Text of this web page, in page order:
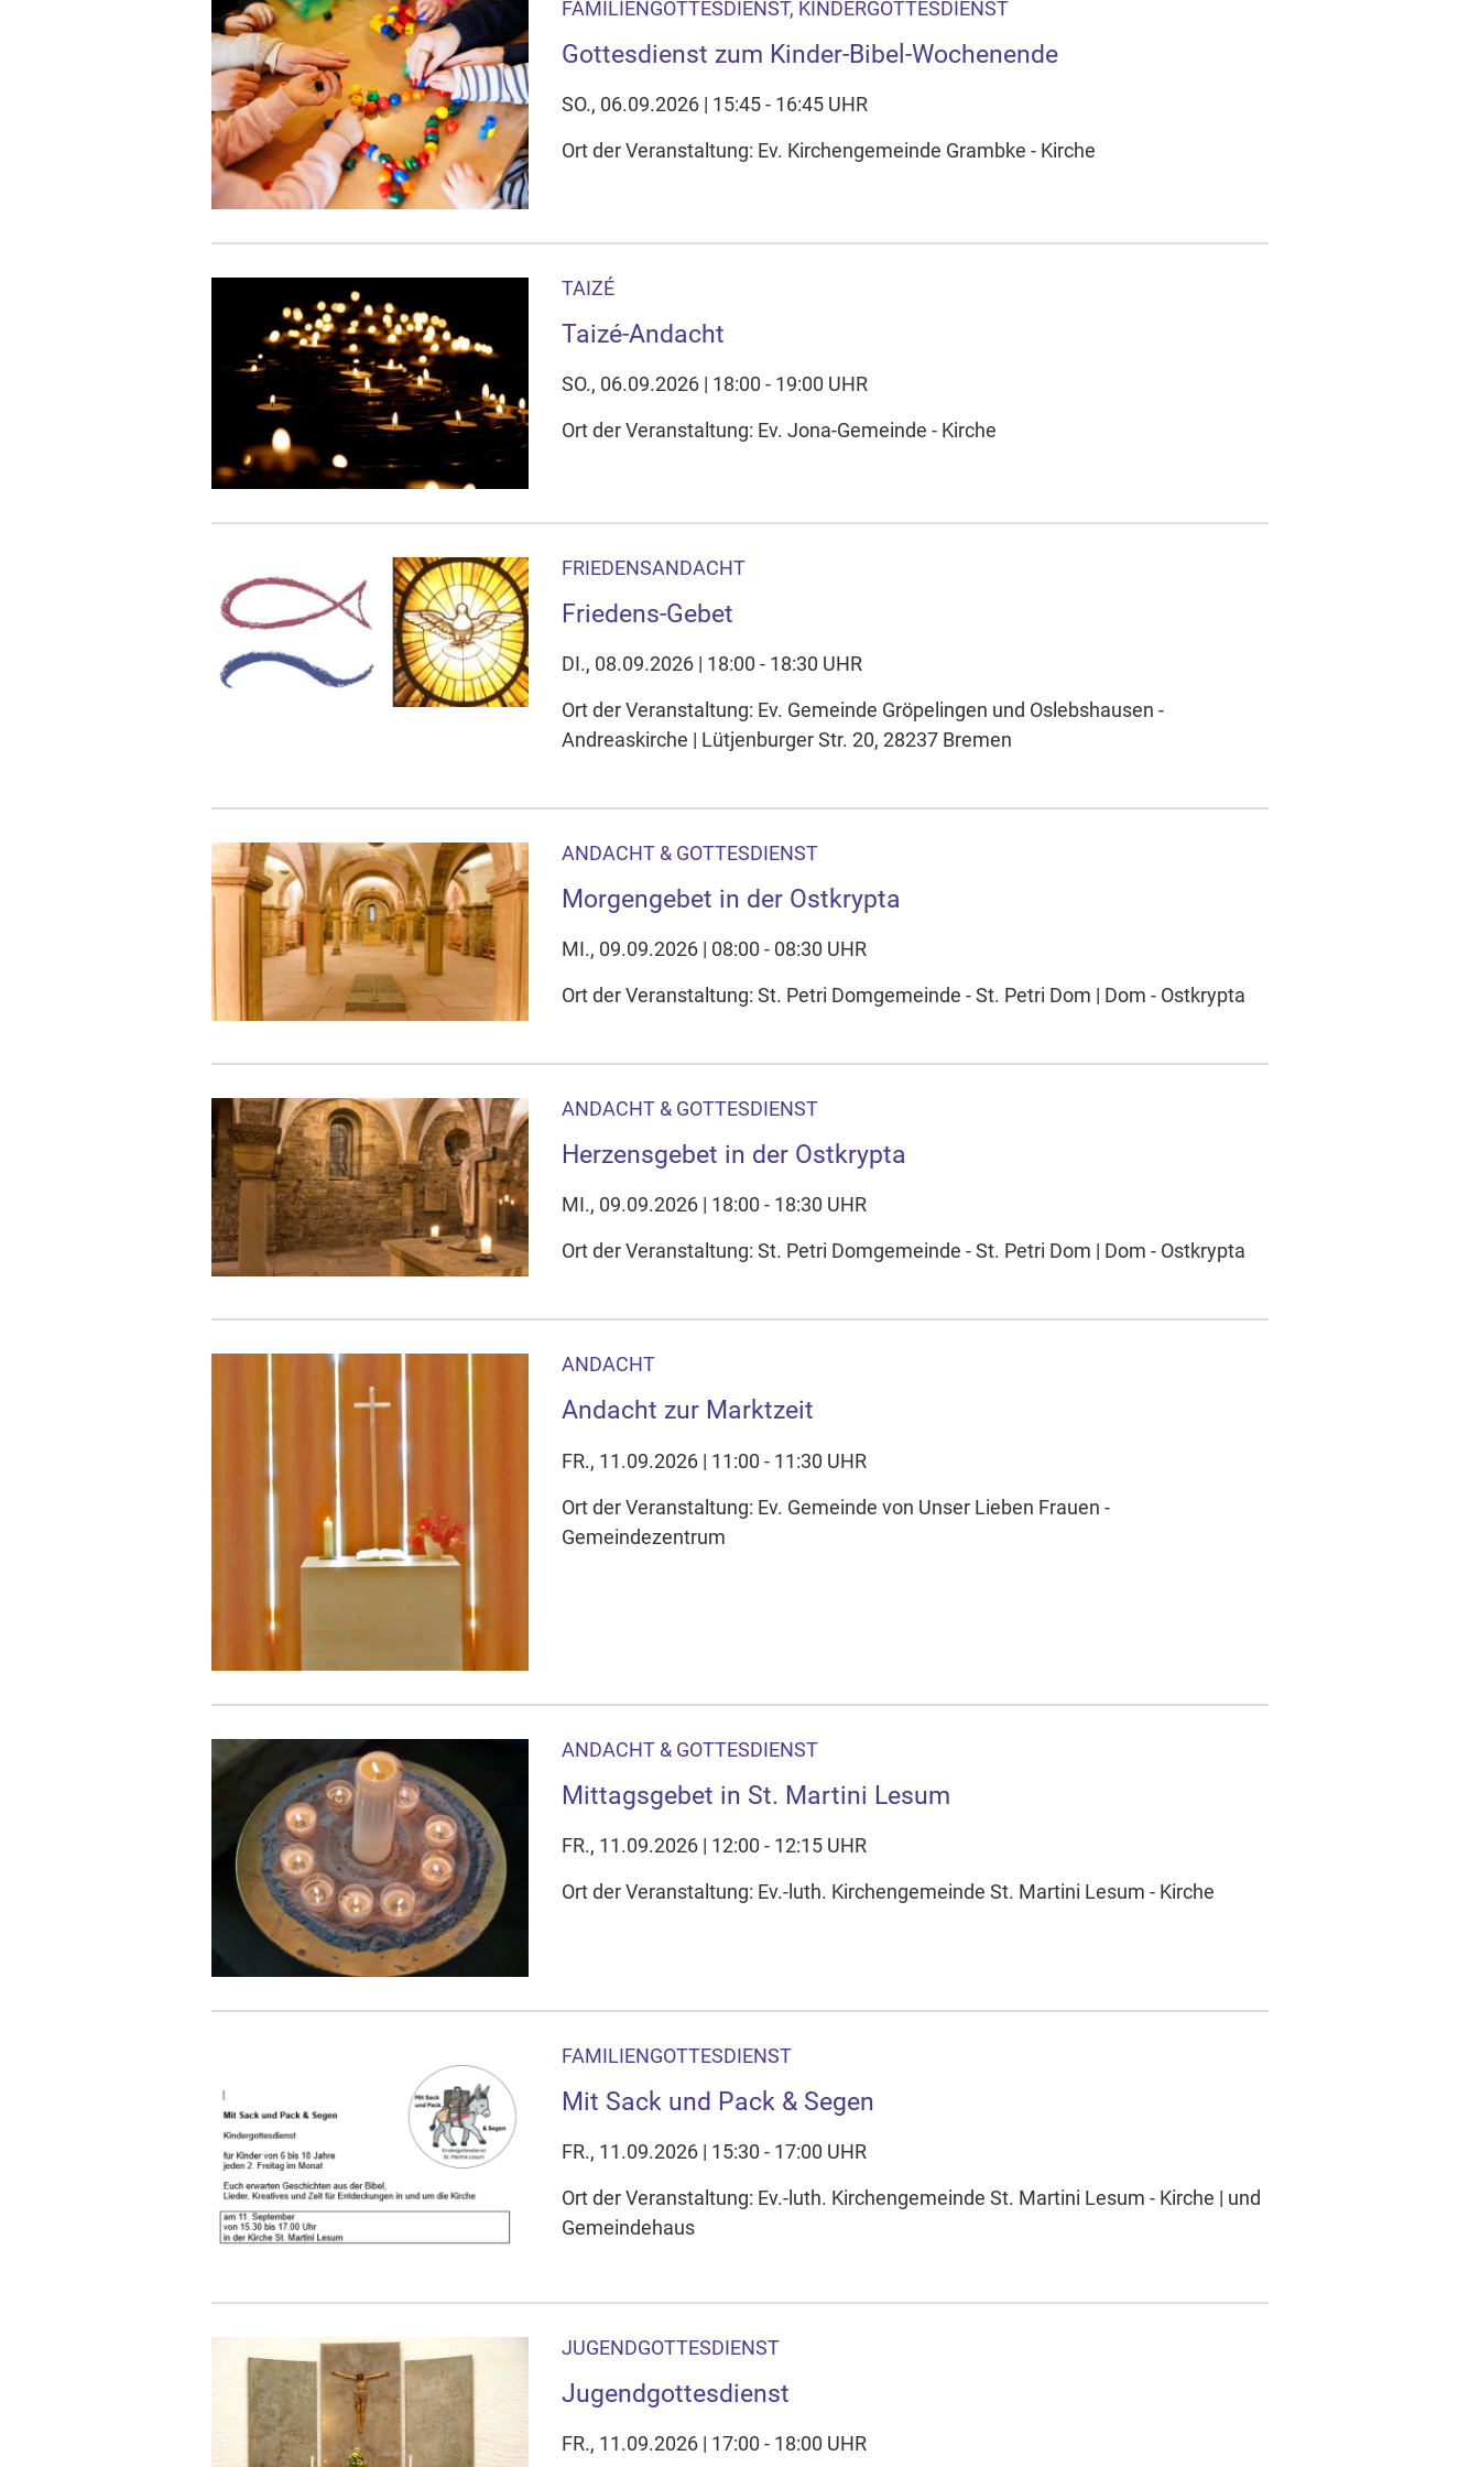
FAMILIENGOTTESDIENST, KINDERGOTTESDIENST
Gottesdienst zum Kinder-Bibel-Wochenende
SO., 06.09.2026 | 15:45 - 16:45 UHR
Ort der Veranstaltung: Ev. Kirchengemeinde Grambke - Kirche
TAIZÉ
Taizé-Andacht
SO., 06.09.2026 | 18:00 - 19:00 UHR
Ort der Veranstaltung: Ev. Jona-Gemeinde - Kirche
FRIEDENSANDACHT
Friedens-Gebet
DI., 08.09.2026 | 18:00 - 18:30 UHR
Ort der Veranstaltung: Ev. Gemeinde Gröpelingen und Oslebshausen -
Andreaskirche | Lütjenburger Str. 20, 28237 Bremen
ANDACHT & GOTTESDIENST
Morgengebet in der Ostkrypta
MI., 09.09.2026 | 08:00 - 08:30 UHR
Ort der Veranstaltung: St. Petri Domgemeinde - St. Petri Dom | Dom - Ostkrypta
ANDACHT & GOTTESDIENST
Herzensgebet in der Ostkrypta
MI., 09.09.2026 | 18:00 - 18:30 UHR
Ort der Veranstaltung: St. Petri Domgemeinde - St. Petri Dom | Dom - Ostkrypta
ANDACHT
Andacht zur Marktzeit
FR., 11.09.2026 | 11:00 - 11:30 UHR
Ort der Veranstaltung: Ev. Gemeinde von Unser Lieben Frauen -
Gemeindezentrum
ANDACHT & GOTTESDIENST
Mittagsgebet in St. Martini Lesum
FR., 11.09.2026 | 12:00 - 12:15 UHR
Ort der Veranstaltung: Ev.-luth. Kirchengemeinde St. Martini Lesum - Kirche
FAMILIENGOTTESDIENST
Mit Sack und Pack & Segen
FR., 11.09.2026 | 15:30 - 17:00 UHR
Ort der Veranstaltung: Ev.-luth. Kirchengemeinde St. Martini Lesum - Kirche | und
Gemeindehaus
JUGENDGOTTESDIENST
Jugendgottesdienst
FR., 11.09.2026 | 17:00 - 18:00 UHR